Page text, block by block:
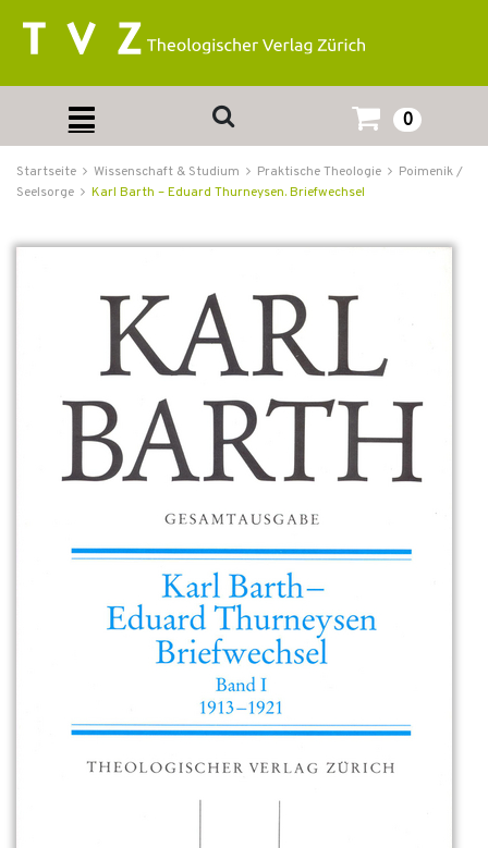
0
Startseite Wissenschaft & Studium Praktische Theologie
Poimenik /
Seelsorge
Karl Barth – Eduard Thurneysen. Briefwechsel